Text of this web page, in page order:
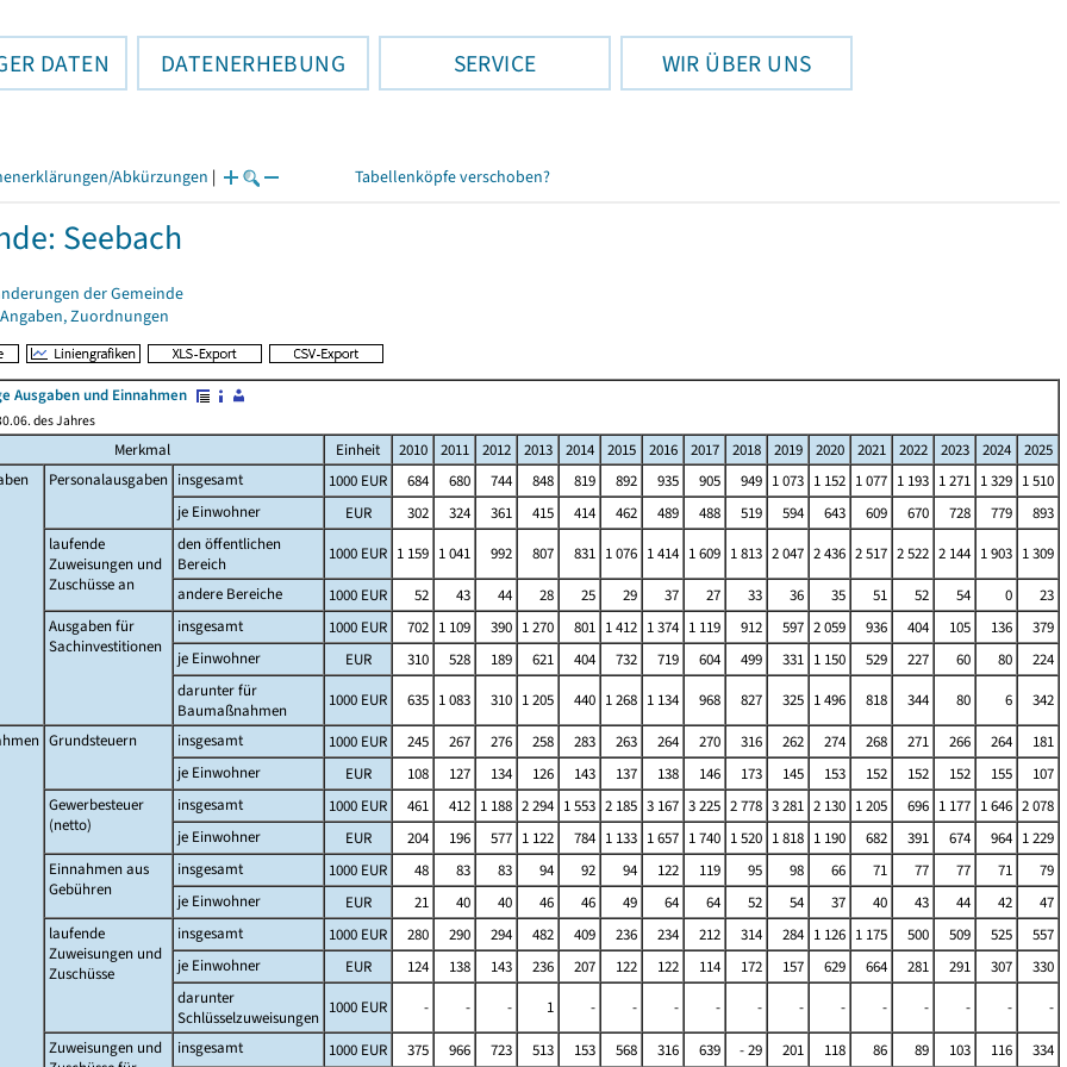
DATEN DATENERHEBUNG SERVICE WIR ÜBER UNS
Abkürzungen | Tabellenköpfe verschoben?
Seebach
der Gemeinde
Zuordnungen
Ausgaben und Einnahmen
des Jahres
Merkmal Einheit 2010 2011 2012 2013 2014 2015 2016 2017 2018 2019 2020 2021 2022 2023 2024
2025
Personalausgaben insgesamt 1000 EUR 684 680 744 848 819 892 935 905 949 1 073 1 152 1 077 1 193 1 271 1 329 1 510
je Einwohner
EUR 302 324 361 415 414 462 489 488 519 594 643 609 670 728 779
893
laufende
Zuweisungen und
Zuschüsse an
den öffentlichen
Bereich
1000 EUR 1 159 1 041 992 807 831 1 076 1 414 1 609 1 813 2 047 2 436 2 517 2 522 2 144 1 903 1 309
andere Bereiche
1000 EUR 52 43 44 28 25 29 37 27 33 36 35 51 52 54 0
23
Ausgaben für
Sachinvestitionen
insgesamt 1000 EUR 702 1 109 390 1 270 801 1 412 1 374 1 119 912 597 2 059 936 404 105 136
379
je Einwohner
EUR 310 528 189 621 404 732 719 604 499 331 1 150 529 227 60 80
224
darunter für
Baumaßnahmen
1000 EUR 635 1 083 310 1 205 440 1 268 1 134 968 827 325 1 496 818 344 80 6
342
Grundsteuern insgesamt 1000 EUR 245 267 276 258 283 263 264 270 316 262 274 268 271 266 264
181
je Einwohner
EUR 108 127 134 126 143 137 138 146 173 145 153 152 152 152 155
107
Gewerbesteuer
(netto)
insgesamt 1000 EUR 461 412 1 188 2 294 1 553 2 185 3 167 3 225 2 778 3 281 2 130 1 205 696 1 177 1 646 2 078
je Einwohner
EUR 204 196 577 1 122 784 1 133 1 657 1 740 1 520 1 818 1 190 682 391 674 964 1 229
Einnahmen aus
Gebühren
insgesamt 1000 EUR 48 83 83 94 92 94 122 119 95 98 66 71 77 77 71
79
je Einwohner
EUR 21 40 40 46 46 49 64 64 52 54 37 40 43 44 42
47
laufende
Zuweisungen und
Zuschüsse
insgesamt 1000 EUR 280 290 294 482 409 236 234 212 314 284 1 126 1 175 500 509 525
557
je Einwohner
EUR 124 138 143 236 207 122 122 114 172 157 629 664 281 291 307
330
darunter
Schlüsselzuweisungen
1000 EUR - - - 1 - - - - - - - - - - -
-
Zuweisungen und
insgesamt 1000 EUR 375 966 723 513 153 568 316 639 - 29 201 118 86 89 103 116 334